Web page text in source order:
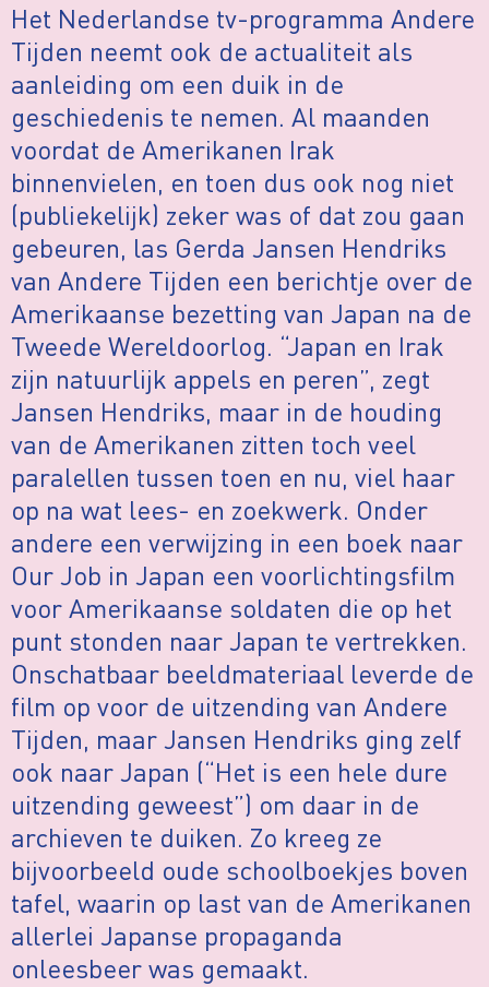
Het Nederlandse tv-programma Andere
Tijden neemt ook de actualiteit als
aanleiding om een duik in de
geschiedenis te nemen. Al maanden
voordat de Amerikanen Irak
binnenvielen, en toen dus ook nog niet
(publiekelijk) zeker was of dat zou gaan
gebeuren, las Gerda Jansen Hendriks
van Andere Tijden een berichtje over de
Amerikaanse bezetting van Japan na de
Tweede Wereldoorlog. “Japan en Irak
zijn natuurlijk appels en peren”, zegt
Jansen Hendriks, maar in de houding
van de Amerikanen zitten toch veel
paralellen tussen toen en nu, viel haar
op na wat lees- en zoekwerk. Onder
andere een verwijzing in een boek naar
Our Job in Japan een voorlichtingsfilm
voor Amerikaanse soldaten die op het
punt stonden naar Japan te vertrekken.
Onschatbaar beeldmateriaal leverde de
film op voor de uitzending van Andere
Tijden, maar Jansen Hendriks ging zelf
ook naar Japan (“Het is een hele dure
uitzending geweest”) om daar in de
archieven te duiken. Zo kreeg ze
bijvoorbeeld oude schoolboekjes boven
tafel, waarin op last van de Amerikanen
allerlei Japanse propaganda
onleesbeer was gemaakt.